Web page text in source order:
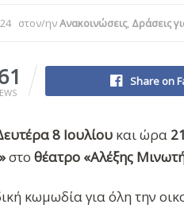
στον/ηνΑνακοινώσεις, Δράσεις
Share on
8 Ιουλίου και ώρα
στο θέατρο «Αλέξης
κωμωδία για όλη την